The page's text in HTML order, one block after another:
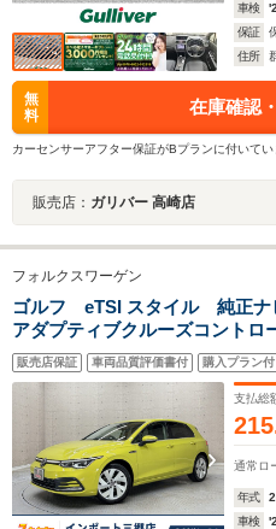
車検
保証
住所
無
料
在庫確認
カーセンサーアフター保証がBプランに付いてい
販売店： ガリバー 高崎店
フォルクスワーゲン
ゴルフ eTSI スタイル 純正
アダプティブクルーズコント
イ アンドロイドオート シ
イト
販売店保証 車両品質評価書付 購入プラン付
支払総
通常ロ
年式
車検